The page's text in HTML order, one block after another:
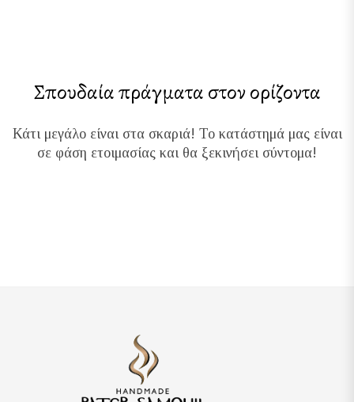
Σπουδαία πράγματα στον ορίζοντα
Κάτι μεγάλο είναι στα σκαριά! Το κατάστημά μας είναι
σε φάση ετοιμασίας και θα ξεκινήσει σύντομα!